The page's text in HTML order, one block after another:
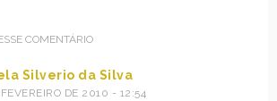
COMENTÁRIO
Silverio da Silva
DE 2010 - 12:54